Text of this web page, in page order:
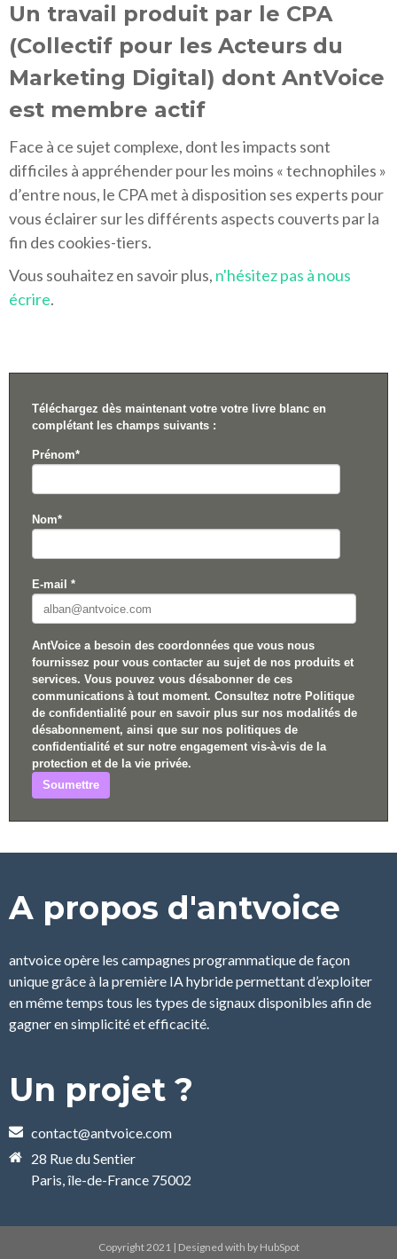
Un travail produit par le CPA
(Collectif pour les Acteurs du
Marketing Digital) dont AntVoice
est membre actif
Face à ce sujet complexe, dont les impacts sont
difficiles à appréhender pour les moins « technophiles »
d’entre nous, le CPA met à disposition ses experts pour
vous éclairer sur les différents aspects couverts par la
fin des cookies-tiers.
Vous souhaitez en savoir plus, n'hésitez pas à nous
écrire.
Téléchargez dès maintenant votre votre livre blanc en
complétant les champs suivants :
Prénom*
Nom*
E-mail *
AntVoice a besoin des coordonnées que vous nous
fournissez pour vous contacter au sujet de nos produits et
services. Vous pouvez vous désabonner de ces
communications à tout moment. Consultez notre Politique
de confidentialité pour en savoir plus sur nos modalités de
désabonnement, ainsi que sur nos politiques de
confidentialité et sur notre engagement vis-à-vis de la
protection et de la vie privée.
A propos d'antvoice
antvoice opère les campagnes programmatique de façon
unique grâce à la première IA hybride permettant d’exploiter
en même temps tous les types de signaux disponibles afin de
gagner en simplicité et efficacité.
Un projet ?
contact@antvoice.com
28 Rue du Sentier
Paris, île-de-France 75002
Copyright 2021 | Designed with by HubSpot